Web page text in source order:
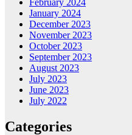
February 2024
January 2024
December 2023
November 2023
October 2023
September 2023
August 2023
July 2023
June 2023
July 2022
Categories